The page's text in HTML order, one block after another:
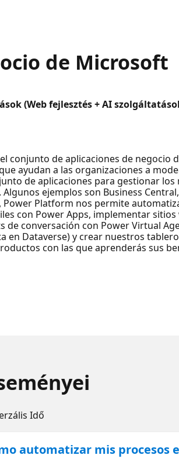
de Microsoft
(Web fejlesztés + AI
conjunto de aplicaciones de negocio
ayudan a las organizaciones a
de aplicaciones para gestionar
ejemplos son Business
Platform nos permite
con Power Apps, implementar
conversación con Power Virtual
Dataverse) y crear nuestros
con las que aprenderás sus
Idő
automatizar mis procesos